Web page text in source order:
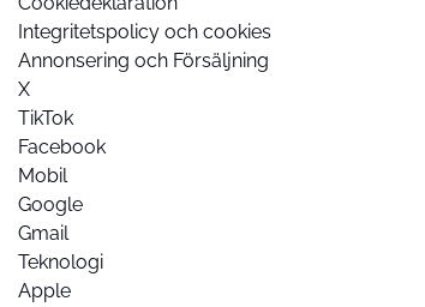
Integritetspolicy och cookies
Annonsering och Försäljning
X
TikTok
Facebook
Mobil
Google
Gmail
Teknologi
Apple